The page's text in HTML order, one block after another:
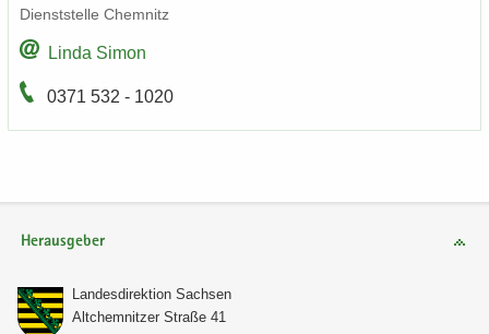
Dienst­stel­le Chem­nitz
Linda Simon
0371 532 - 1020
Herausgeber
Lan­des­di­rek­ti­on Sach­sen
Alt­chem­nit­zer Stra­ße 41